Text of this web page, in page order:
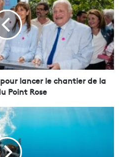
lancer le chantier de la
Point Rose